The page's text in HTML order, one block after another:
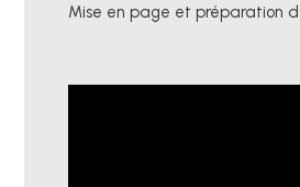
Mise en page et préparation